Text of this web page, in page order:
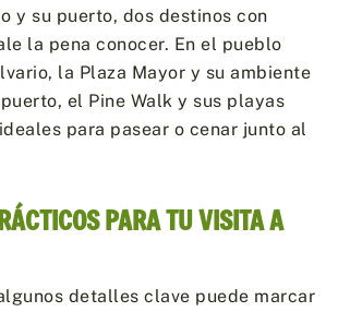
y su puerto, dos destinos con
la pena conocer. En el pueblo
la Plaza Mayor y su ambiente
el Pine Walk y sus playas
para pasear o cenar junto al
PARA TU VISITA A
detalles clave puede marcar